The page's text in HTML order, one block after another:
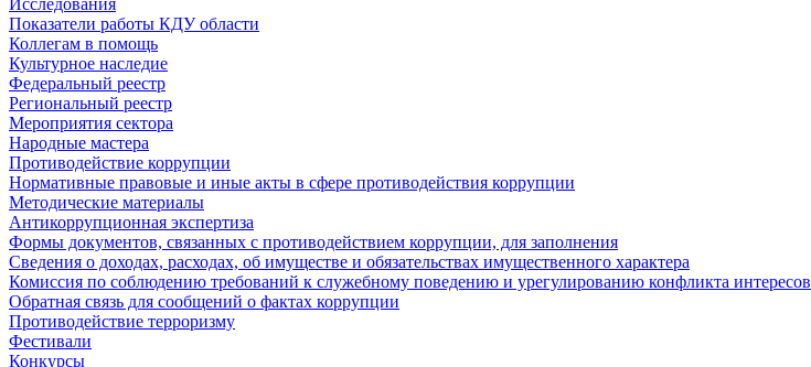
Исследования
Показатели работы КДУ области
Коллегам в помощь
Культурное наследие
Федеральный реестр
Региональный реестр
Мероприятия сектора
Народные мастера
Противодействие коррупции
Нормативные правовые и иные акты в сфере противодействия коррупции
Методические материалы
Антикоррупционная экспертиза
Формы документов, связанных с противодействием коррупции, для заполнения
Сведения о доходах, расходах, об имуществе и обязательствах имущественного характера
Комиссия по соблюдению требований к служебному поведению и урегулированию конфликта интересов
Обратная связь для сообщений о фактах коррупции
Противодействие терроризму
Фестивали
Конкурсы